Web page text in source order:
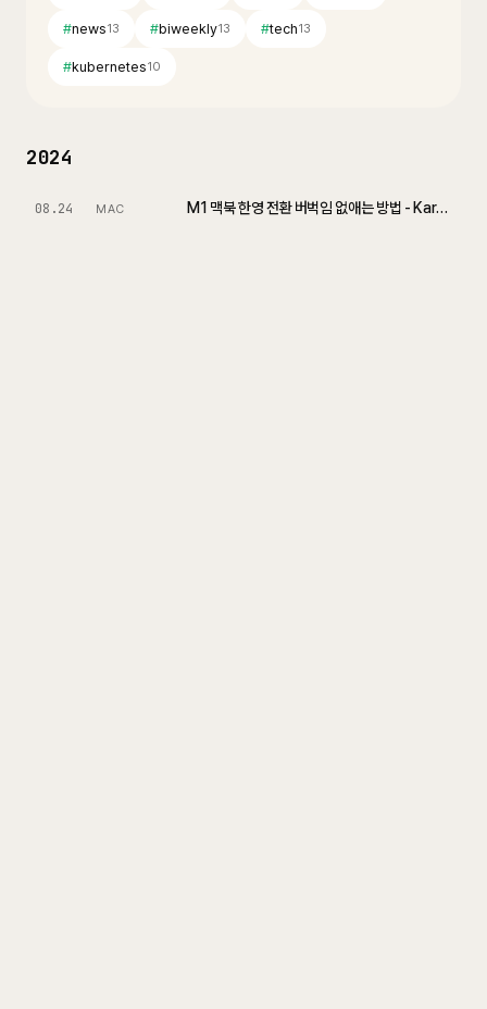
#news13 #biweekly13 #tech13
#kubernetes10
2024
08.24 MAC M1 맥북 한영 전환 버벅임 없애는 방법 - Karabiner